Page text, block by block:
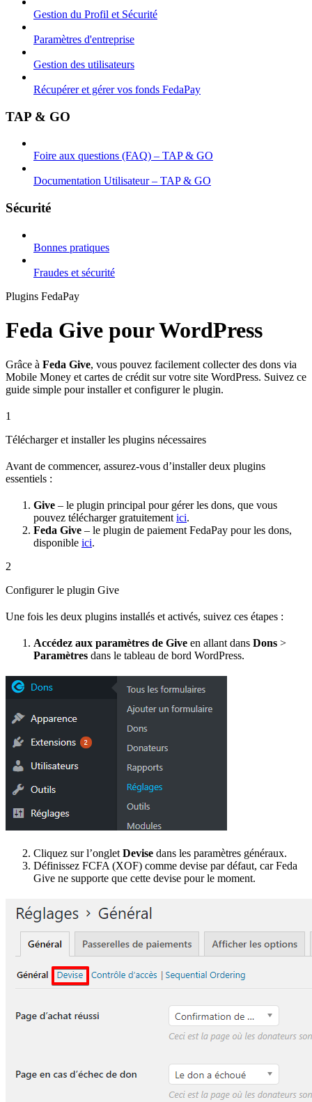
Gestion du Profil et Sécurité
Paramètres d'entreprise
Gestion des utilisateurs
Récupérer et gérer vos fonds FedaPay
TAP & GO
Foire aux questions (FAQ) – TAP & GO
Documentation Utilisateur – TAP & GO
Sécurité
Bonnes pratiques
Fraudes et sécurité
Plugins FedaPay
Feda Give pour WordPress
Grâce à Feda Give, vous pouvez facilement collecter des dons via
Mobile Money et cartes de crédit sur votre site WordPress. Suivez ce
guide simple pour installer et configurer le plugin.
1
Télécharger et installer les plugins nécessaires
Avant de commencer, assurez-vous d’installer deux plugins
essentiels :
Give – le plugin principal pour gérer les dons, que vous
pouvez télécharger gratuitement ici.
Feda Give – le plugin de paiement FedaPay pour les dons,
disponible ici.
2
Configurer le plugin Give
Une fois les deux plugins installés et activés, suivez ces étapes :
Accédez aux paramètres de Give en allant dans Dons >
Paramètres dans le tableau de bord WordPress.
Cliquez sur l’onglet Devise dans les paramètres généraux.
Définissez FCFA (XOF) comme devise par défaut, car Feda
Give ne supporte que cette devise pour le moment.